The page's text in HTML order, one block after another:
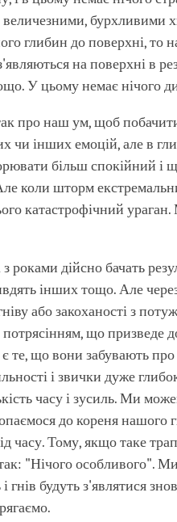
величезними, бурхливими
глибин до поверхні, то
на поверхні в
У цьому немає нічого
про наш ум, щоб
чи інших емоцій, але в
більш спокійний і
коли шторм
катастрофічний
роками дійсно бачать
інших тощо. Але
або закоханості з
що призведе
те, що вони забувають про
і звички дуже
часу і зусиль. Ми
до кореня нашого
часу. Тому, якщо таке
"Нічого особливого".
гнів будуть з'являтися